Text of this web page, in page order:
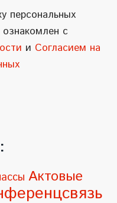
персональных
с
и Согласием на
Актовые